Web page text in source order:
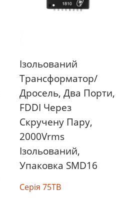
Ізольований
Трансформатор/
Дросель, Два Порти,
FDDI Через
Скручену Пару,
2000Vrms
Ізольований,
Упаковка SMD16
Серія 75TB